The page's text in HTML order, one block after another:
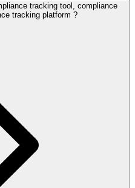
tracking tool, compliance
tracking platform ?